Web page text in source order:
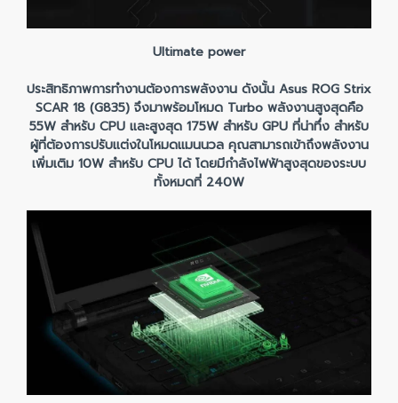
Ultimate power
ประสิทธิภาพการทำงานต้องการพลังงาน ดังนั้น Asus ROG Strix
SCAR 18 (G835) จึงมาพร้อมโหมด Turbo พลังงานสูงสุดคือ
55W สำหรับ CPU และสูงสุด 175W สำหรับ GPU ที่น่าทึ่ง สำหรับ
ผู้ที่ต้องการปรับแต่งในโหมดแมนนวล คุณสามารถเข้าถึงพลังงาน
เพิ่มเติม 10W สำหรับ CPU ได้ โดยมีกำลังไฟฟ้าสูงสุดของระบบ
ทั้งหมดที่ 240W